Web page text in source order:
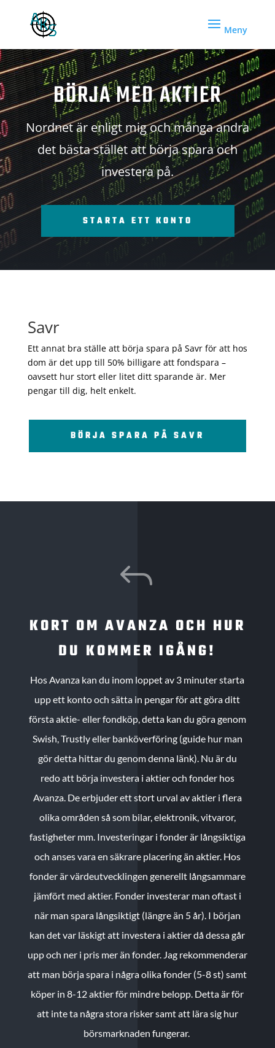
BÖRJA MED AKTIER
Nordnet är enligt mig och många andra
det bästa stället att börja spara och
investera på.
STARTA ETT KONTO
Savr
Ett annat bra ställe att börja spara på Savr för att hos
dom är det upp till 50% billigare att fondspara –
oavsett hur stort eller litet ditt sparande är. Mer
pengar till dig, helt enkelt.
BÖRJA SPARA PÅ SAVR
J
KORT OM AVANZA OCH HUR
DU KOMMER IGÅNG!
Hos Avanza kan du inom loppet av 3 minuter starta
upp ett konto och sätta in pengar för att göra ditt
första aktie- eller fondköp, detta kan du göra genom
Swish, Trustly eller banköverföring (guide hur man
gör detta hittar du genom denna länk). Nu är du
redo att börja investera i aktier och fonder hos
Avanza. De erbjuder ett stort urval av aktier i flera
olika områden så som bilar, elektronik, vitvaror,
fastigheter mm. Investeringar i fonder är långsiktiga
och anses vara en säkrare placering än aktier. Hos
fonder är värdeutvecklingen generellt långsammare
jämfört med aktier. Fonder investerar man oftast i
när man spara långsiktigt (längre än 5 år). I början
kan det var läskigt att investera i aktier då dessa går
upp och ner i pris mer än fonder. Jag rekommenderar
att man börja spara i några olika fonder (5-8 st) samt
köper in 8-12 aktier för mindre belopp. Detta är för
att inte ta några stora risker samt att lära sig hur
börsmarknaden fungerar.